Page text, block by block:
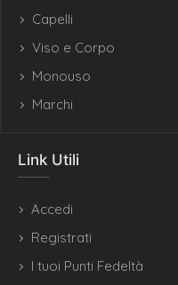
Capelli
Viso e Corpo
Monouso
Marchi
Link Utili
Accedi
Registrati
I tuoi Punti Fedeltà